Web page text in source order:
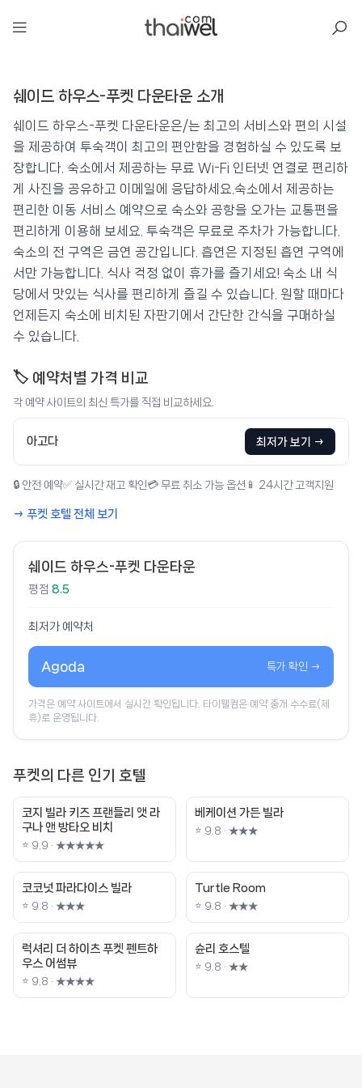
쉐이드 하우스-푸켓 다운타운
📍 푸켓★★★ ⭐ 8.5
💰 최저가 확인 · 예약하기
쉐이드 하우스-푸켓 다운타운 소개
쉐이드 하우스-푸켓 다운타운은/는 최고의 서비스와 편의 시설
을 제공하여 투숙객이 최고의 편안함을 경험하실 수 있도록 보
장합니다. 숙소에서 제공하는 무료 Wi-Fi 인터넷 연결로 편리하
게 사진을 공유하고 이메일에 응답하세요.숙소에서 제공하는
편리한 이동 서비스 예약으로 숙소와 공항을 오가는 교통편을
편리하게 이용해 보세요. 투숙객은 무료로 주차가 가능합니다.
숙소의 전 구역은 금연 공간입니다. 흡연은 지정된 흡연 구역에
서만 가능합니다. 식사 걱정 없이 휴가를 즐기세요! 숙소 내 식
당에서 맛있는 식사를 편리하게 즐길 수 있습니다. 원할 때마다
언제든지 숙소에 비치된 자판기에서 간단한 간식을 구매하실
수 있습니다.
🏷️ 예약처별 가격 비교
각 예약 사이트의 최신 특가를 직접 비교하세요.
아고다 최저가 보기 →
🔒 안전 예약✅ 실시간 재고 확인 💳 무료 취소 가능 옵션 📱 24시간 고객지원
→ 푸켓 호텔 전체 보기
쉐이드 하우스-푸켓 다운타운
평점 8.5
최저가 예약처
Agoda 특가 확인 →
가격은 예약 사이트에서 실시간 확인됩니다. 타이웰컴은 예약 중개 수수료(제
휴)로 운영됩니다.
푸켓의 다른 인기 호텔
코지 빌라 키즈 프랜들리 앳 라
구나 앤 방타오 비치
⭐ 9.9 · ★★★★★
베케이션 가든 빌라
⭐ 9.8 · ★★★
코코넛 파라다이스 빌라
⭐ 9.8 · ★★★
Turtle Room
⭐ 9.8 · ★★★
럭셔리 더 하이츠 푸켓 펜트하
우스 어썸뷰
⭐ 9.8 · ★★★★
슌리 호스텔
⭐ 9.8 · ★★